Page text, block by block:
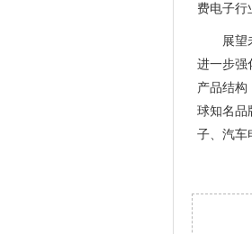
费电子行
展望
进一步强
产品结构
球知名品
子、汽车